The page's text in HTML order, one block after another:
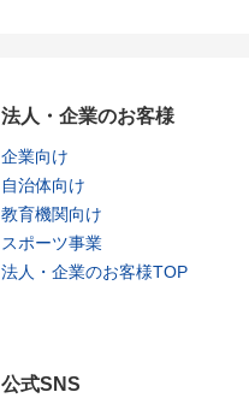
法人・企業のお客様
企業向け
自治体向け
教育機関向け
スポーツ事業
法人・企業のお客様TOP
公式SNS